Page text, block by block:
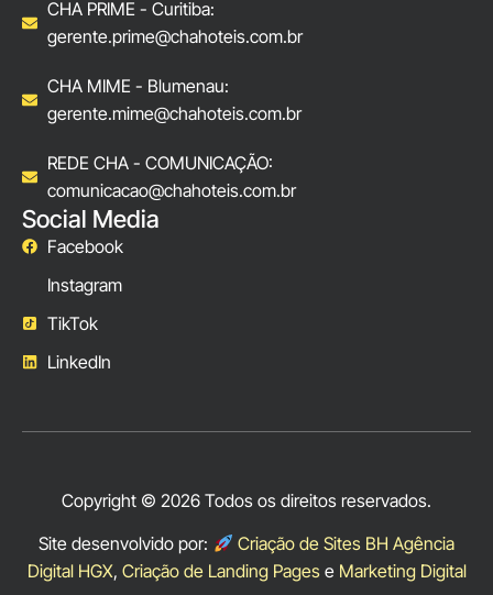
CHA PRIME - Curitiba:
gerente.prime@chahoteis.com.br
CHA MIME - Blumenau:
gerente.mime@chahoteis.com.br
REDE CHA - COMUNICAÇÃO:
comunicacao@chahoteis.com.br
Social Media
Facebook
Instagram
TikTok
LinkedIn
Copyright © 2026 Todos os direitos reservados.
Site desenvolvido por:
Criação de Sites BH Agência
Digital HGX, Criação de Landing Pagese Marketing Digital